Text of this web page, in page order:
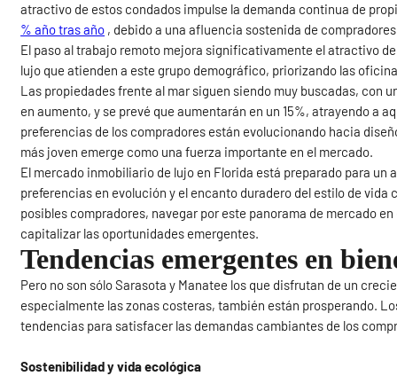
atractivo de estos condados impulse la demanda continua de
% año tras año , debido a una afluencia sostenida de
El paso al trabajo remoto mejora significativamente el atractivo
lujo que atienden a este grupo demográfico, priorizando las
Las propiedades frente al mar siguen siendo muy buscadas, con
en aumento, y se prevé que aumentarán en un 15%, atrayendo a
preferencias de los compradores están evolucionando hacia
más joven emerge como una fuerza importante en el mercado.
El mercado inmobiliario de lujo en Florida está preparado para
preferencias en evolución y el encanto duradero del estilo de
posibles compradores, navegar por este panorama de mercado
capitalizar las oportunidades emergentes.
Tendencias emergentes en
Pero no son sólo Sarasota y Manatee los que disfrutan de un
especialmente las zonas costeras, también están prosperando.
tendencias para satisfacer las demandas cambiantes de los
Sostenibilidad y vida ecológica